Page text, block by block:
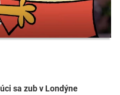
sa zub v Londýne